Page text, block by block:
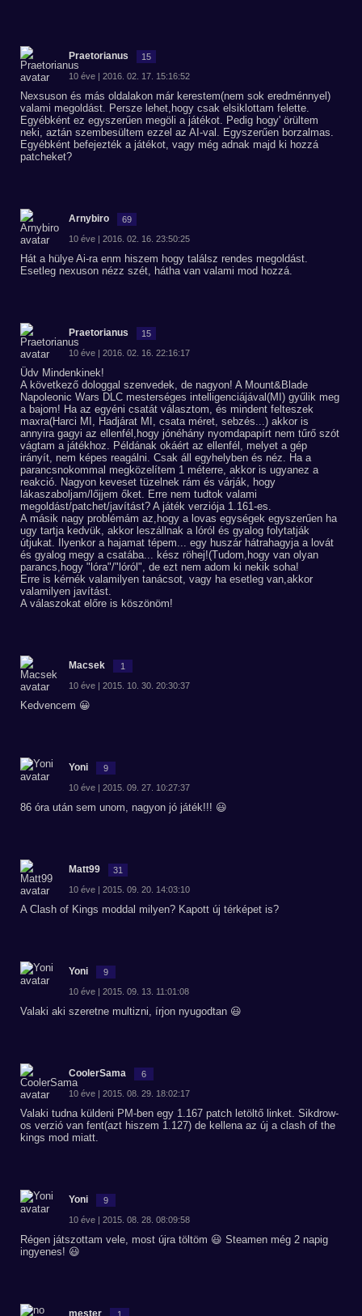
Praetorianus 15
10 éve | 2016. 02. 17. 15:16:52
Nexsuson és más oldalakon már kerestem(nem sok eredménnyel)
valami megoldást. Persze lehet,hogy csak elsiklottam felette.
Egyébként ez egyszerűen megöli a játékot. Pedig hogy' örültem
neki, aztán szembesültem ezzel az AI-val. Egyszerűen borzalmas.
Egyébként befejezték a játékot, vagy még adnak majd ki hozzá
patcheket?
Arnybiro 69
10 éve | 2016. 02. 16. 23:50:25
Hát a hülye Ai-ra enm hiszem hogy találsz rendes megoldást.
Esetleg nexuson nézz szét, hátha van valami mod hozzá.
Praetorianus 15
10 éve | 2016. 02. 16. 22:16:17
Üdv Mindenkinek!
A következő dologgal szenvedek, de nagyon! A Mount&Blade
Napoleonic Wars DLC mesterséges intelligenciájával(MI) gyűlik meg
a bajom! Ha az egyéni csatát választom, és mindent felteszek
maxra(Harci MI, Hadjárat MI, csata méret, sebzés...) akkor is
annyira gagyi az ellenfél,hogy jónéhány nyomdapapírt nem tűrő szót
vágtam a játékhoz. Példának okáért az ellenfél, melyet a gép
irányít, nem képes reagálni. Csak áll egyhelyben és néz. Ha a
parancsnokommal megközelítem 1 méterre, akkor is ugyanez a
reakció. Nagyon keveset tüzelnek rám és várják, hogy
lákaszaboljam/lőjjem őket. Erre nem tudtok valami
megoldást/patchet/javítást? A játék verziója 1.161-es.
A másik nagy problémám az,hogy a lovas egységek egyszerűen ha
ugy tartja kedvük, akkor leszállnak a lóról és gyalog folytatják
útjukat. Ilyenkor a hajamat tépem... egy huszár hátrahagyja a lovát
és gyalog megy a csatába... kész röhej!(Tudom,hogy van olyan
parancs,hogy "lóra"/"lóról", de ezt nem adom ki nekik soha!
Erre is kérnék valamilyen tanácsot, vagy ha esetleg van,akkor
valamilyen javítást.
A válaszokat előre is köszönöm!
Macsek 1
10 éve | 2015. 10. 30. 20:30:37
Kedvencem 😀
Yoni 9
10 éve | 2015. 09. 27. 10:27:37
86 óra után sem unom, nagyon jó játék!!! 😃
Matt99 31
10 éve | 2015. 09. 20. 14:03:10
A Clash of Kings moddal milyen? Kapott új térképet is?
Yoni 9
10 éve | 2015. 09. 13. 11:01:08
Valaki aki szeretne multizni, írjon nyugodtan 😃
CoolerSama 6
10 éve | 2015. 08. 29. 18:02:17
Valaki tudna küldeni PM-ben egy 1.167 patch letöltő linket. Sikdrow-
os verzió van fent(azt hiszem 1.127) de kellena az új a clash of the
kings mod miatt.
Yoni 9
10 éve | 2015. 08. 28. 08:09:58
Régen játszottam vele, most újra töltöm 😃 Steamen még 2 napig
ingyenes! 😃
mester 1